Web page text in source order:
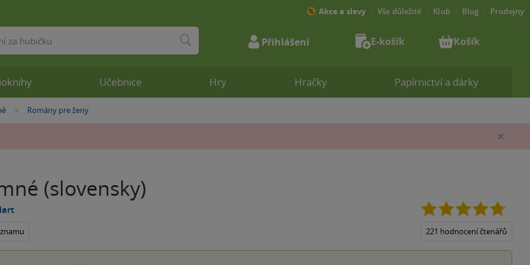
»
Romány pre ženy
(slovensky)
5
221 hodnocení čtenářů
Učebnice Hry Hračky Papírnictví a dárky
Akce a slevy Vše důležité Klub Blog Prodejny
Přihlášení E-košík Košík